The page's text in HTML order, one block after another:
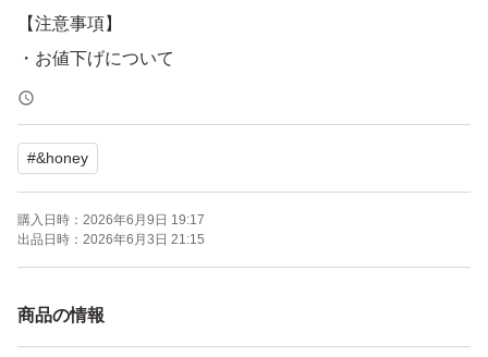
【注意事項】
・お値下げについて
申し訳ございませんが、ご対応出来かねます。
・発送について
お支払いが完了された時点から2日以内に発送いたしま
す。
急ぎ、発送の催促はご遠慮ください。
#&honey
購入日時： 2026年6月9日 19:17
出品日時： 2026年6月3日 21:15
商品の情報